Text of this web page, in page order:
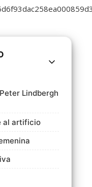
Lindbergh
al artificio